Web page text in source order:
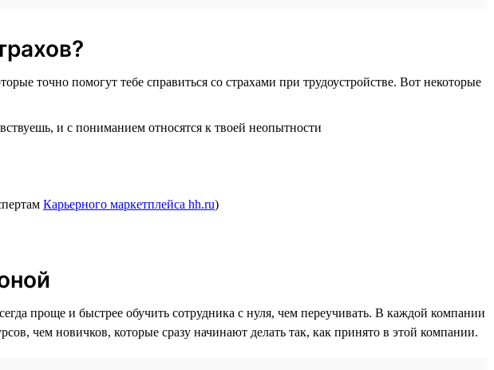
точно помогут тебе справиться со страхами при трудоустройстве. Вот некоторые
и с пониманием относятся к твоей неопытности
Карьерного маркетплейса hh.ru)
проще и быстрее обучить сотрудника с нуля, чем переучивать. В каждой компании
чем новичков, которые сразу начинают делать так, как принято в этой компании.